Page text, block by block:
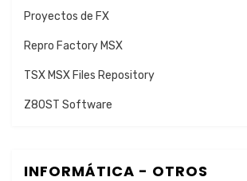
Proyectos de FX
Repro Factory MSX
TSX MSX Files Repository
Z80ST Software
INFORMÁTICA - OTROS